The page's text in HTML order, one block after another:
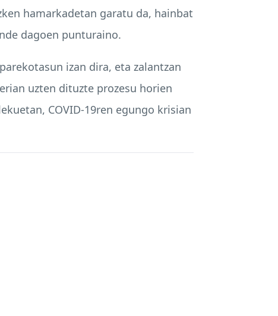
hamarkadetan garatu da, hainbat
dagoen punturaino.
izan dira, eta zalantzan
uzten dituzte prozesu horien
COVID-19ren egungo krisian